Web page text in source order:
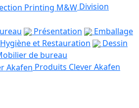
Division
Présentation
Emballage
Hygiène et Restauration
Dessin
de bureau
Produits Clever Akafen